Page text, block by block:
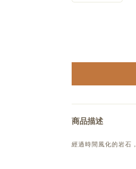
商品描述
經過時間風化的岩石